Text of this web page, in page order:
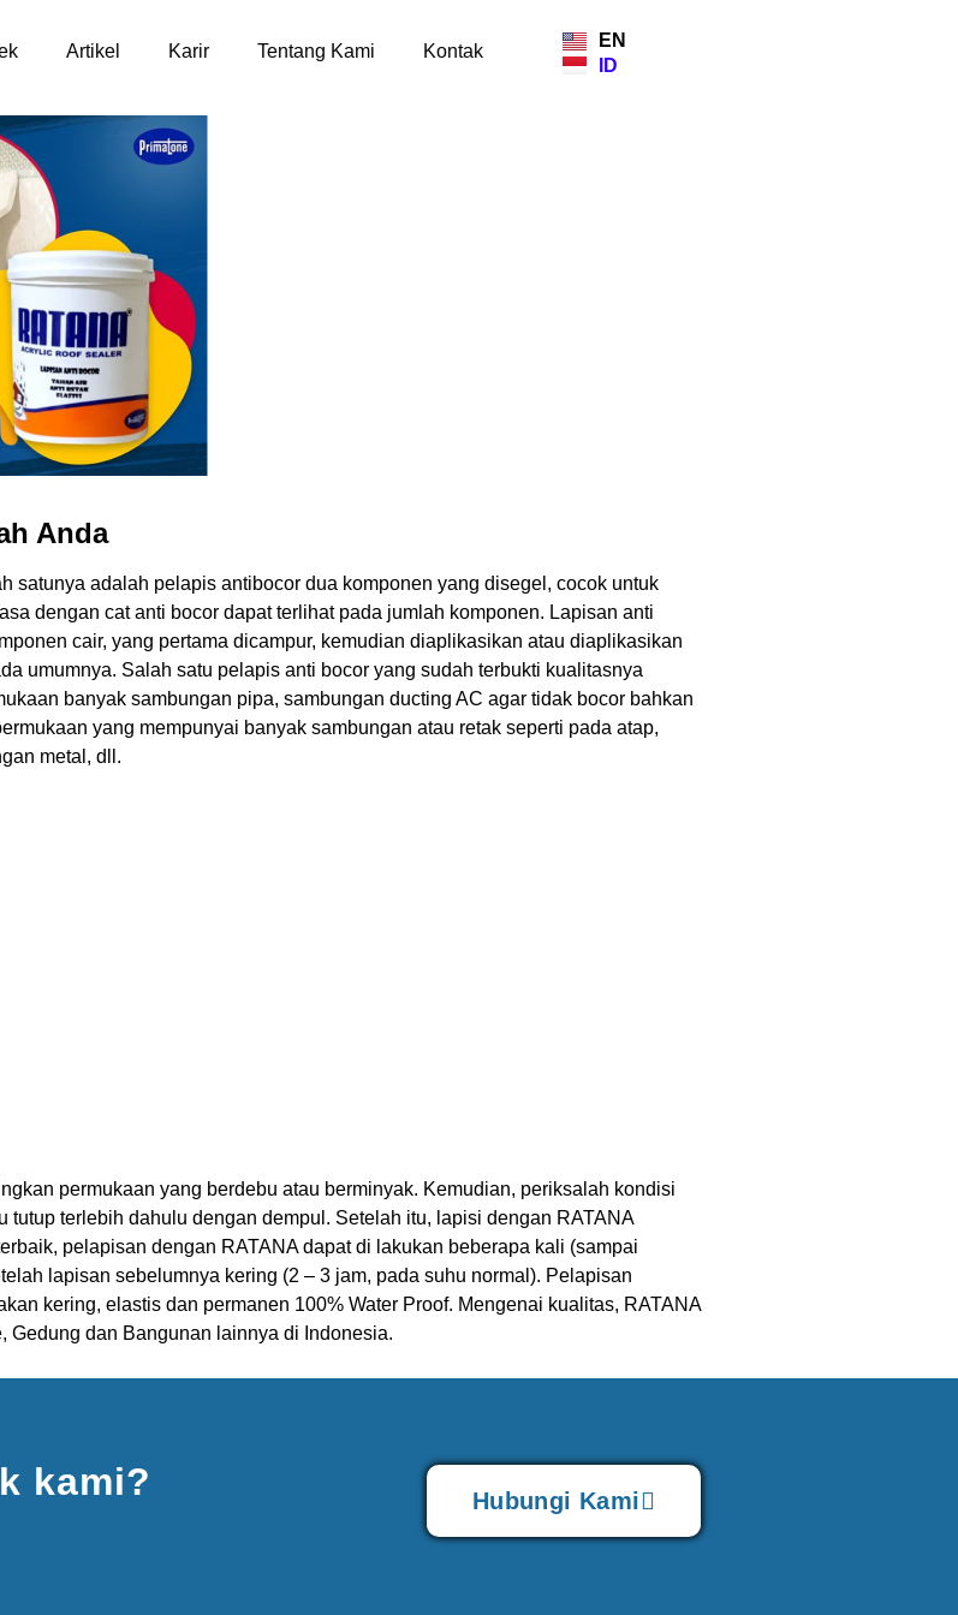
Artikel Karir Tentang Kami Kontak
EN
ID
Anda
satunya adalah pelapis antibocor dua komponen yang disegel, cocok untuk
dengan cat anti bocor dapat terlihat pada jumlah komponen. Lapisan anti
cair, yang pertama dicampur, kemudian diaplikasikan atau diaplikasikan
umumnya. Salah satu pelapis anti bocor yang sudah terbukti kualitasnya
banyak sambungan pipa, sambungan ducting AC agar tidak bocor bahkan
yang mempunyai banyak sambungan atau retak seperti pada atap,
metal, dll.
permukaan yang berdebu atau berminyak. Kemudian, periksalah kondisi
terlebih dahulu dengan dempul. Setelah itu, lapisi dengan RATANA
pelapisan dengan RATANA dapat di lakukan beberapa kali (sampai
lapisan sebelumnya kering (2 – 3 jam, pada suhu normal). Pelapisan
kering, elastis dan permanen 100% Water Proof. Mengenai kualitas, RATANA
Gedung dan Bangunan lainnya di Indonesia.
kami? Hubungi Kami